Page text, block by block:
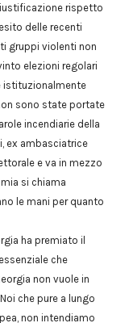
rispetto
delle recenti
gruppi violenti non
elezioni regolari
istituzionalmente
sono state portate
incendiarie della
ex ambasciatrice
e va in mezzo
si chiama
le mani per quanto
ha premiato il
che
non vuole in
che pure a lungo
non intendiamo